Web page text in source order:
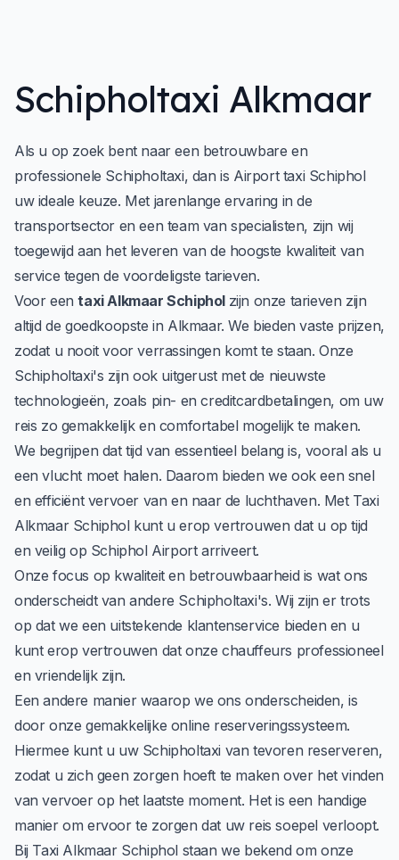
Schipholtaxi Alkmaar
Als u op zoek bent naar een betrouwbare en
professionele Schipholtaxi, dan is Airport taxi Schiphol
uw ideale keuze. Met jarenlange ervaring in de
transportsector en een team van specialisten, zijn wij
toegewijd aan het leveren van de hoogste kwaliteit van
service tegen de voordeligste tarieven.
Voor eentaxi Alkmaar Schiphol zijn onze tarieven zijn
altijd de goedkoopste in Alkmaar. We bieden vaste prijzen,
zodat u nooit voor verrassingen komt te staan. Onze
Schipholtaxi's zijn ook uitgerust met de nieuwste
technologieën, zoals pin- en creditcardbetalingen, om uw
reis zo gemakkelijk en comfortabel mogelijk te maken.
We begrijpen dat tijd van essentieel belang is, vooral als u
een vlucht moet halen. Daarom bieden we ook een snel
en efficiënt vervoer van en naar de luchthaven. Met Taxi
Alkmaar Schiphol kunt u erop vertrouwen dat u op tijd
en veilig op Schiphol Airportarriveert.
Onze focus op kwaliteit en betrouwbaarheid is wat ons
onderscheidt van andere Schipholtaxi's. Wij zijn er trots
op dat we een uitstekende klantenservice bieden en u
kunt erop vertrouwen dat onze chauffeurs professioneel
en vriendelijk zijn.
Een andere manier waarop we ons onderscheiden, is
door onze gemakkelijke online reserveringssysteem.
Hiermee kunt u uw Schipholtaxi van tevoren reserveren,
zodat u zich geen zorgen hoeft te maken over het vinden
van vervoer op het laatste moment. Het is een handige
manier om ervoor te zorgen dat uw reis soepel verloopt.
Bij Taxi Alkmaar Schiphol staan we bekend om onze